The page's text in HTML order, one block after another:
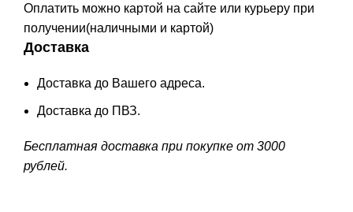
Оплатить можно картой на сайте или курьеру при
получении(наличными и картой)
Доставка
Доставка до Вашего адреса.
Доставка до ПВЗ.
Бесплатная доставка при покупке от 3000
рублей.